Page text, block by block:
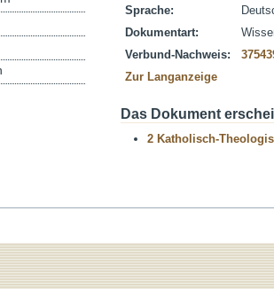
Sprache:
Dokumentart:
Verbund-Nachweis:
Zur Langanzeige
Das Dokument
2 Katholisch-